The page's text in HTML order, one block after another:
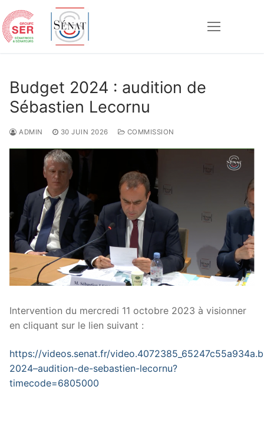
au
contenu
Budget 2024 : audition de
Sébastien Lecornu
ADMIN 30 JUIN 2026 COMMISSION
Intervention du mercredi 11 octobre 2023 à visionner
en cliquant sur le lien suivant :
https://videos.senat.fr/
2024–audition-de-sebastien-lecornu?
timecode=6805000